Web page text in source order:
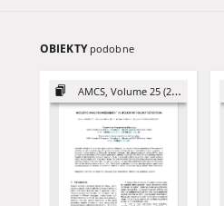
OBIEKTY podobne
AMCS, Volume 25 (2015)